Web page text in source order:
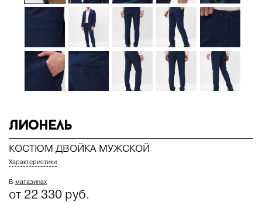
Лионель
КОСТЮМ ДВОЙКА МУЖСКОЙ
Характеристики
В магазинах
от 22 330 руб.